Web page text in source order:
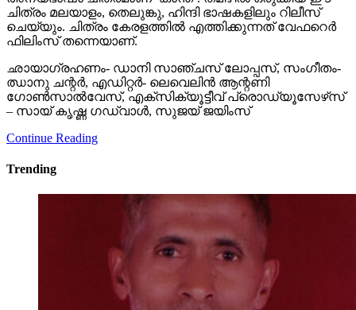
ചിത്രം മലയാളം, തെലുങ്കു, ഹിന്ദി ഭാഷകളിലും റിലീസ്
ചെയ്യും. ചിത്രം കേരളത്തില്‍ എത്തിക്കുന്നത് വേഫറെര്‍
ഫിലിംസ് തന്നെയാണ്.
ഛായാഗ്രഹണം- ഡാനി സാഞ്ചസ് ലോപ്പസ്, സംഗീതം-
ഝാനു ചന്റര്‍, എഡിറ്റര്‍- ലെവെലിന്‍ ആന്റണി
ഗോണ്‍സാല്‍വേസ്, എക്‌സിക്യൂട്ടീവ് പ്രൊഡ്യൂസേഴ്‌സ്
– സായ് കൃഷ്ണ ഗഡ്വാള്‍, സുജയ് ജയിംസ്
Continue Reading
Trending